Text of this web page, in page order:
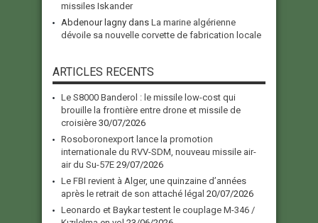
missiles Iskander
Abdenour lagny dans La marine algérienne
dévoile sa nouvelle corvette de fabrication locale
ARTICLES RECENTS
Le S8000 Banderol : le missile low-cost qui
brouille la frontière entre drone et missile de
croisière 30/07/2026
Rosoboronexport lance la promotion
internationale du RVV-SDM, nouveau missile air-
air du Su-57E 29/07/2026
Le FBI revient à Alger, une quinzaine d’années
après le retrait de son attaché légal 20/07/2026
Leonardo et Baykar testent le couplage M-346 /